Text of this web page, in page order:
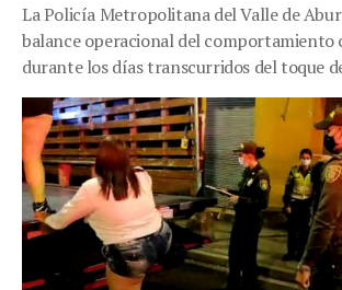
La Policía Metropolitana del Valle de
balance operacional del comportamiento
durante los días transcurridos del toque